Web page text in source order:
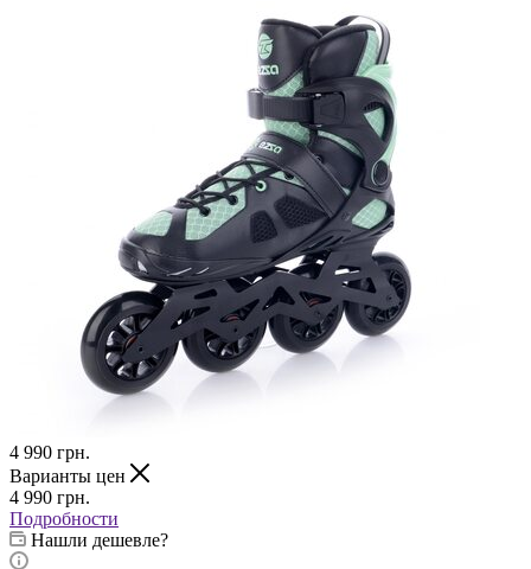
4 990 грн.
Варианты цен
4 990 грн.
Подробности
Нашли дешевле?